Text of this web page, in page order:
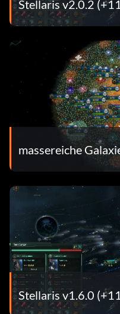
Stellaris v2.0.2
massereiche
Stellaris v1.6.0